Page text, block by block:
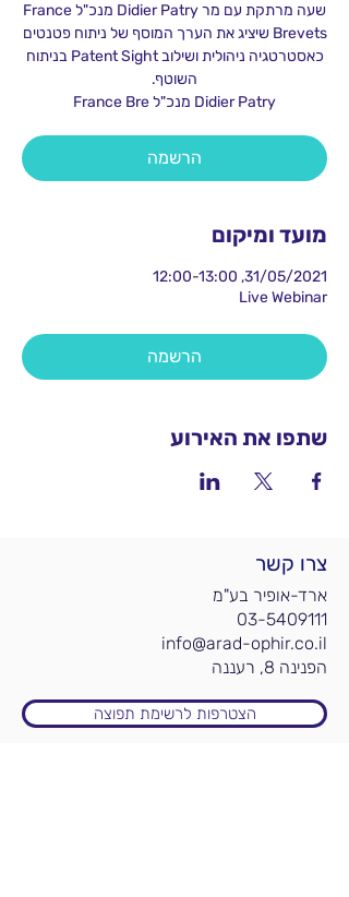
שעה מרתקת עם מר Didier Patry מנכ"ל France
Brevets שיציג את הערך המוסף של ניתוח פטנטים
כאסטרטגיה ניהולית ושילוב Patent Sight בניתוח
Didier Patry מנכ"ל France Bre
הרשמה
מועד ומיקום
31/05/2021, 12:00-13:00
Live Webinar
הרשמה
שתפו את האירוע
צרו קשר
ארד-אופיר בע"מ
03-5409111
info@arad-ophir.co.il
הפנינה 8, רעננה
הצטרפות לרשימת תפוצה